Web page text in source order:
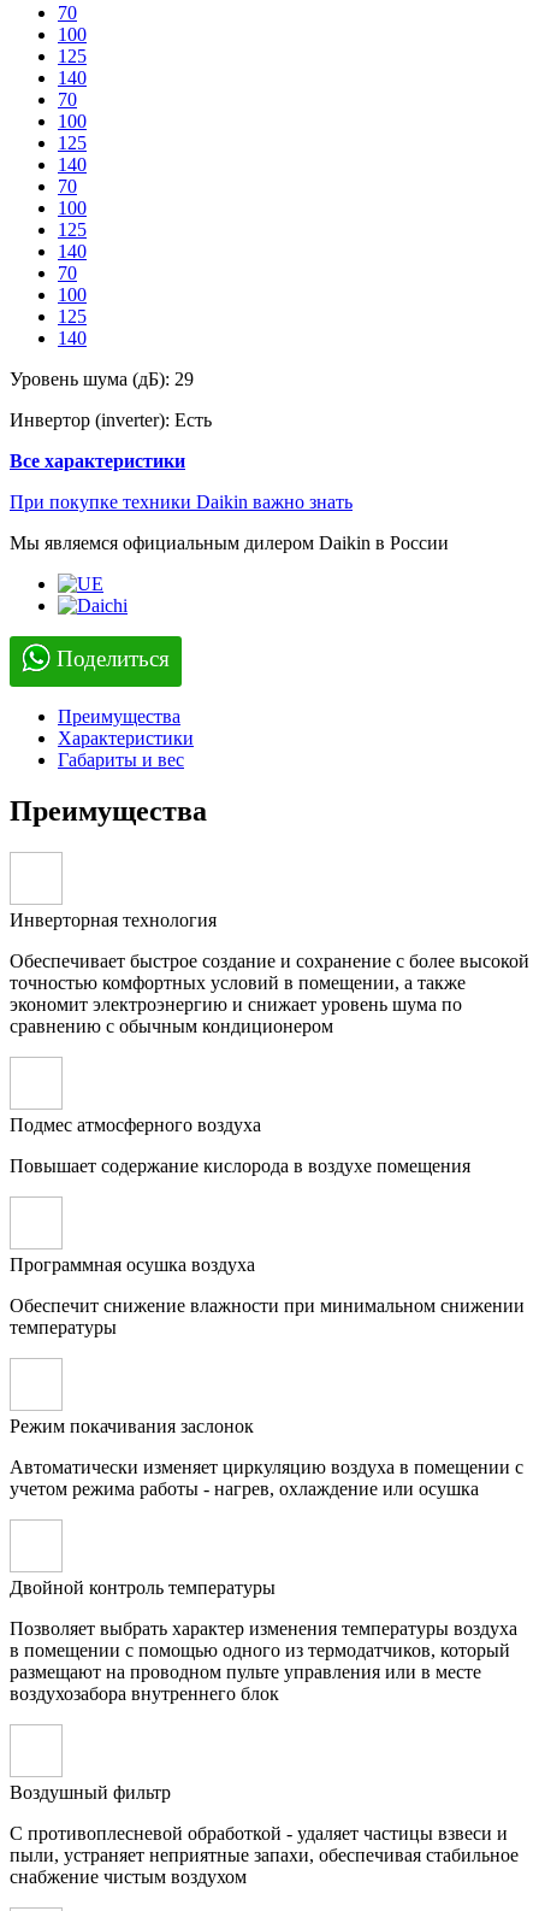
70
100
125
140
70
100
125
140
70
100
125
140
70
100
125
140
Уровень шума (дБ): 29
Инвертор (inverter): Есть
Все характеристики
При покупке техники Daikin важно знать
Мы являемся официальным дилером Daikin в России
Поделиться
Преимущества
Характеристики
Габариты и вес
Преимущества
Инверторная технология
Обеспечивает быстрое создание и сохранение с более высокой
точностью комфортных условий в помещении, а также
экономит электроэнергию и снижает уровень шума по
сравнению с обычным кондиционером
Подмес атмосферного воздуха
Повышает содержание кислорода в воздухе помещения
Программная осушка воздуха
Обеспечит снижение влажности при минимальном снижении
температуры
Режим покачивания заслонок
Автоматически изменяет циркуляцию воздуха в помещении с
учетом режима работы - нагрев, охлаждение или осушка
Двойной контроль температуры
Позволяет выбрать характер изменения температуры воздуха
в помещении с помощью одного из термодатчиков, который
размещают на проводном пульте управления или в месте
воздухозабора внутреннего блок
Воздушный фильтр
С противоплесневой обработкой - удаляет частицы взвеси и
пыли, устраняет неприятные запахи, обеспечивая стабильное
снабжение чистым воздухом